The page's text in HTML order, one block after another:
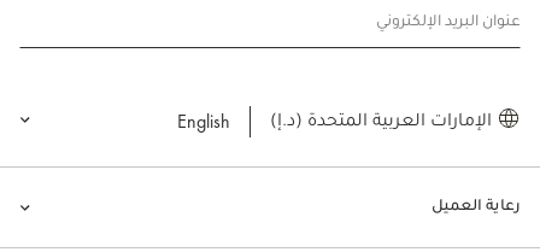
رعاية العميل
عنوان البريد الإلكتروني
الإمارات العربية المتحدة (د.إ) English